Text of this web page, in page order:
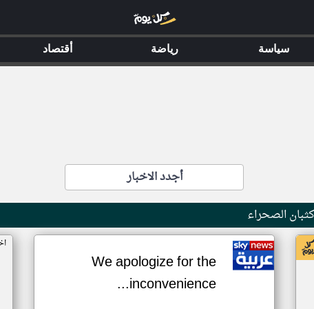
أجدد الاخبار
الصحراء
We apologize for the
inconvenience...
سياسة رياضة أقتصاد